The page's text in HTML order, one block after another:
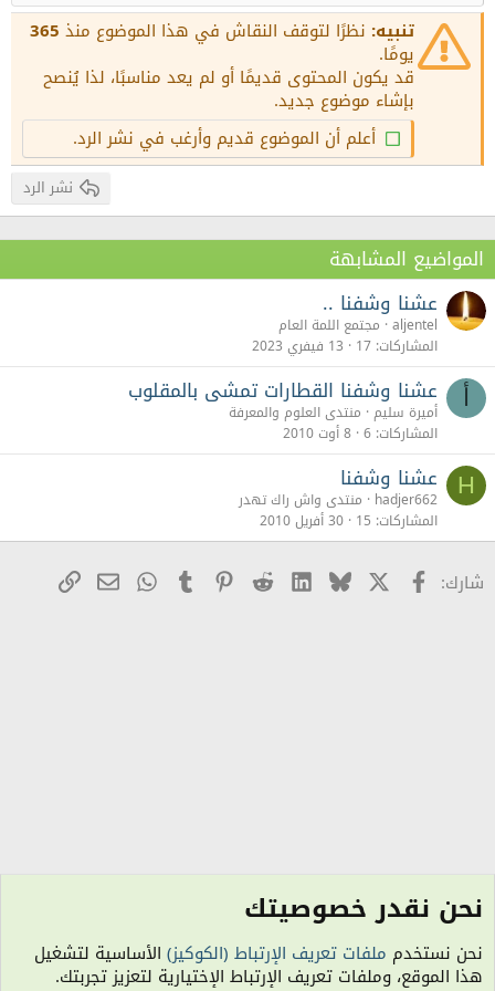
15
18
22
26
Georgia
Times New Roman
Trebuchet MS
Verdana
Justify text
عنوان 3 تنبيه: نظرًا لتوقف النقاش في هذا الموضوع منذ 365
يومًا.
قد يكون المحتوى قديمًا أو لم يعد مناسبًا، لذا يُنصح
بإشاء موضوع جديد.
أعلم أن الموضوع قديم وأرغب في نشر الرد.
نشر الرد
المواضيع المشابهة
عشنا وشفنا ..
aljentel مجتمع اللمة العام
المشاركات 17 13 فيفري 2023
عشنا وشفنا القطارات تمشى بالمقلوب
أميرة سليم منتدى العلوم والمعرفة
المشاركات 6 8 أوت 2010
H عشنا وشفنا
hadjer662 منتدى واش راك تهدر
المشاركات 15 30 أفريل 2010
شارك: Facebook
X
Bluesky
LinkedIn
Reddit
Pinterest
Tumblr
WhatsApp
البريدرابط
منتدى الترحيب والمناسبات
الكوكيز
نحن نقدر خصوصيتك
نحن نستخدم ملفات تعريف الإرتباط (الكوكيز) الأساسية لتشغيل
هذا الموقع، وملفات تعريف الإرتباط الإختيارية لتعزيز تجربتك.